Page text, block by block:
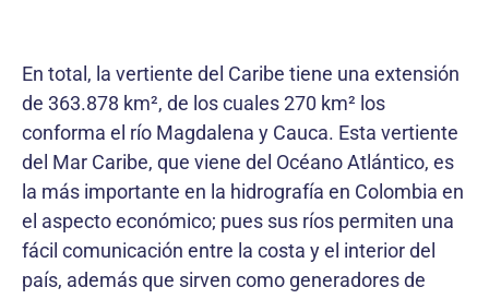
En total, la vertiente del Caribe tiene una extensión
de 363.878 km², de los cuales 270 km² los
conforma el río Magdalena y Cauca. Esta vertiente
del Mar Caribe, que viene del Océano Atlántico, es
la más importante en la hidrografía en Colombia en
el aspecto económico; pues sus ríos permiten una
fácil comunicación entre la costa y el interior del
país, además que sirven como generadores de